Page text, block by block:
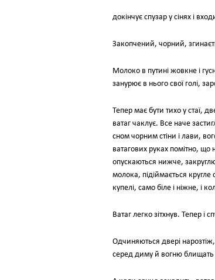
докінчує спузар у сінях і
Закопчений, чорний,
Молоко в путині жовкне і
занурює в нього свої голі,
Тепер має бути тихо у стаї,
ватаг чаклує. Все наче
сном чорним стіни і лави,
ватагових руках помітно,
опускаються нижче,
молока, підіймається
купелі, само біле і ніжне, і
Ватаг легко зітхнув. Тепер
Одчиняються двері
серед диму й вогню блищать